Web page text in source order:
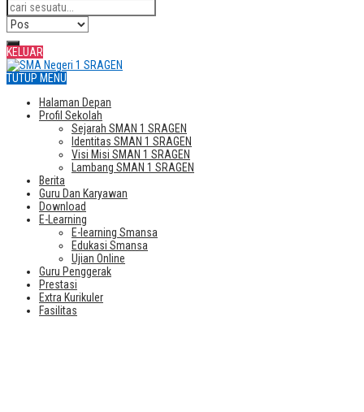
KELUAR
TUTUP MENU
Halaman Depan
Profil Sekolah
Sejarah SMAN 1 SRAGEN
Identitas SMAN 1 SRAGEN
Visi Misi SMAN 1 SRAGEN
Lambang SMAN 1 SRAGEN
Berita
Guru Dan Karyawan
Download
E-Learning
E-learning Smansa
Edukasi Smansa
Ujian Online
Guru Penggerak
Prestasi
Extra Kurikuler
Fasilitas